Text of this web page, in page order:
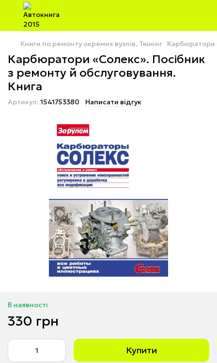
Книги по ремонту окремих вузлів. Тюнінг Карбюратори
Карбюратори «Солекс». Посібник
з ремонту й обслуговування.
Книга
Артикул: 1541753380 Написати відгук
В наявності
330 грн
Купити